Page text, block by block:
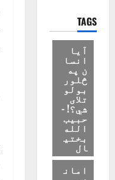
TAGS
آیا
انسا
ن په
څلور
بولو
تلای
شي؟! -
حبیب
الله
بختی
ال
امان